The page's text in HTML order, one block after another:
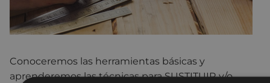
Conoceremos las herramientas básicas y
aprenderemos las técnicas para SUSTITUIR y/o